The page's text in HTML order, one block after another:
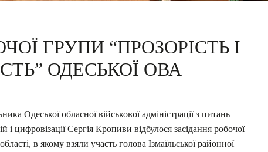
ГРУПИ “ПРОЗОРІСТЬ І
ОДЕСЬКОЇ ОВА
Одеської обласної військової адміністрації з питань
цифровізації Сергія Кропиви відбулося засідання робочої
в якому взяли участь голова Ізмаїльської районної